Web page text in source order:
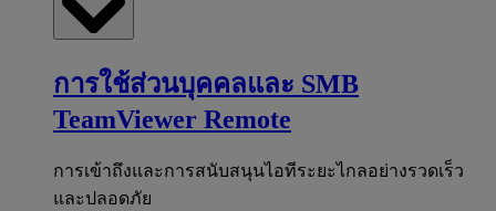
การใช้ส่วนบุคคลและ SMB
TeamViewer Remote
การเข้าถึงและการสนับสนุนไอทีระยะไกลอย่างรวดเร็ว
และปลอดภัย